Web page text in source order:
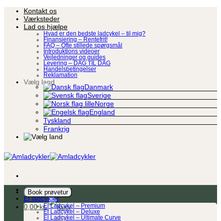
Fortsæt
indhold
Kontakt os
Værksteder
Lad os hjælpe
Hvad er den bedste ladcykel – til mig?
Finansiering – Rentefrit!
FAQ – Ofte stillede spørgsmål
Introduktions videoer
Vejledninger og guides
Levering – DAG TIL DAG
Handelsbetingelser
Reklamation
Vælg land
Danmark
Sverige
Norge
England
Tyskland
Frankrig
Book prøvetur
0,00kr.
Ladcykel
El ladcykler
El Ladcykel – Premium
El Ladcykel – Deluxe
El Ladcykel – Ultimate Curve